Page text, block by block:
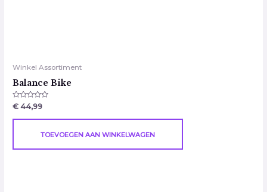
Winkel Assortiment
Balance Bike
Gewaardeerd
0
uit
€ 44,99
TOEVOEGEN AAN WINKELWAGEN